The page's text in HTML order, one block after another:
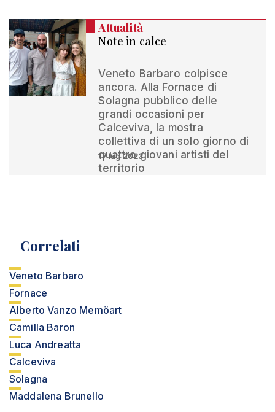
Attualità
Note in calce
Veneto Barbaro colpisce
ancora. Alla Fornace di
Solagna pubblico delle
grandi occasioni per
Calceviva, la mostra
collettiva di un solo giorno di
quattro giovani artisti del
territorio
17 lug 2023
Correlati
Veneto Barbaro
Fornace
Alberto Vanzo Memöart
Camilla Baron
Luca Andreatta
Calceviva
Solagna
Maddalena Brunello